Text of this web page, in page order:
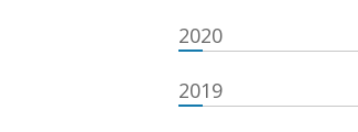
2020
2019